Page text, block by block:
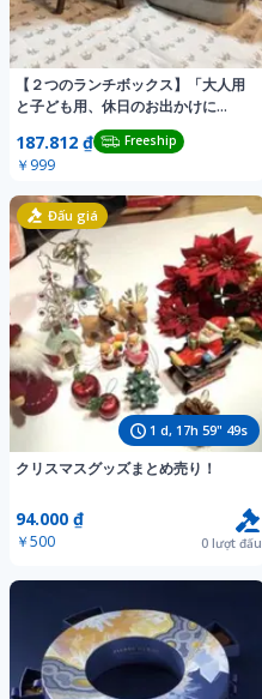
【２つのランチボックス】「大人用
と子ども用、休日のお出かけに
も！」★新品未使用品
187.812 ₫ Freeship
￥999
1 d, 17h 59" 46s
Đấu giá
クリスマスグッズまとめ売り！
94.000 ₫
￥500 0 lượt đấu